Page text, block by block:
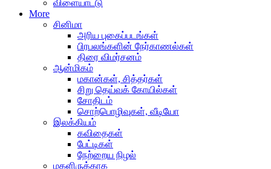
விளையாட்டு
More
சினிமா
அரிய புகைப்படங்கள்
பிரபலங்களின் நேர்காணல்கள்
திரை விமர்சனம்
ஆன்மிகம்
மகான்கள், சித்தர்கள்
சிறு தெய்வக் கோயில்கள்
சோதிடம்
சொற்பொழிவுகள், வீடியோ
இலக்கியம்
கவிதைகள்
பேட்டிகள்
நேற்றைய நிழல்
மகளிருக்காக